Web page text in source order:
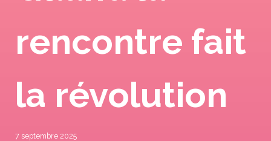
rencontre fait
la révolution
7 septembre 2025